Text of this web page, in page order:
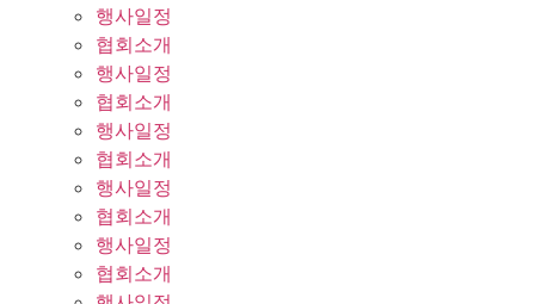
행사일정
협회소개
행사일정
협회소개
행사일정
협회소개
행사일정
협회소개
행사일정
협회소개